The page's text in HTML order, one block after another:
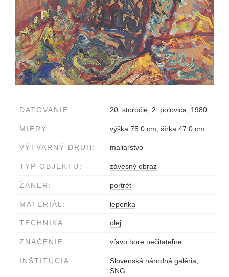
DATOVANIE: 20. storočie, 2. polovica, 1980
MIERY: výška 75.0 cm, šírka 47.0 cm
VÝTVARNÝ DRUH: maliarstvo
TYP OBJEKTU: závesný obraz
ŽÁNER: portrét
MATERIÁL: lepenka
TECHNIKA: olej
ZNAČENIE: vľavo hore nečitateľne
INŠTITÚCIA:
Slovenská národná galéria,
SNG